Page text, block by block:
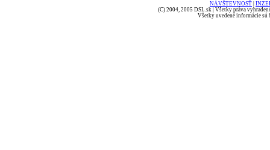
NÁVŠTEVNOSŤ
(C) 2004, 2005 DSL.sk | Všetky práva
Všetky uvedené informácie sú